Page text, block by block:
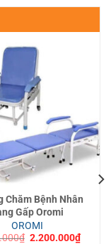
Chăm Bệnh Nhân
Gấp Oromi
OROMI
₫ Giá
2.200.000₫Giá